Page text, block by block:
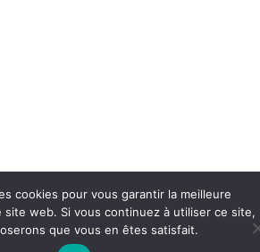
cookies pour vous garantir la meilleure
web. Si vous continuez à utiliser ce site,
que vous en êtes satisfait.